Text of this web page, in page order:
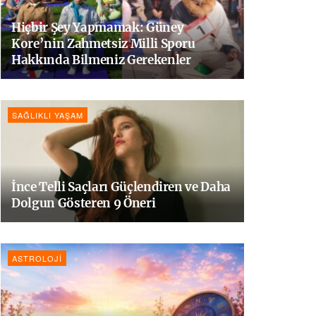
Hiçbir Şey Yapmamak: Güney
Kore’nin Zahmetsiz Milli Sporu
Hakkında Bilmeniz Gerekenler
SAĞLIKLI YAŞAM
İnce Telli Saçları Güçlendiren ve Daha
Dolgun Gösteren 9 Öneri
ASTROLOJI